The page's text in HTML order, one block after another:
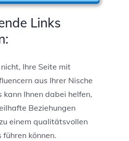
Links
Ihre Seite mit
aus Ihrer Nische
kann Ihnen dabei helfen,
Beziehungen
einem qualitätsvollen
können.